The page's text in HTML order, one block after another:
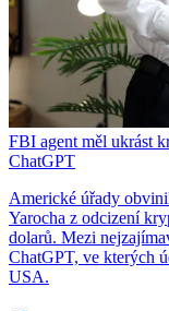
FBI agent měl ukrást
ChatGPT
Americké úřady
Yarocha z odcizení
dolarů. Mezi
ChatGPT, ve kterých
USA.